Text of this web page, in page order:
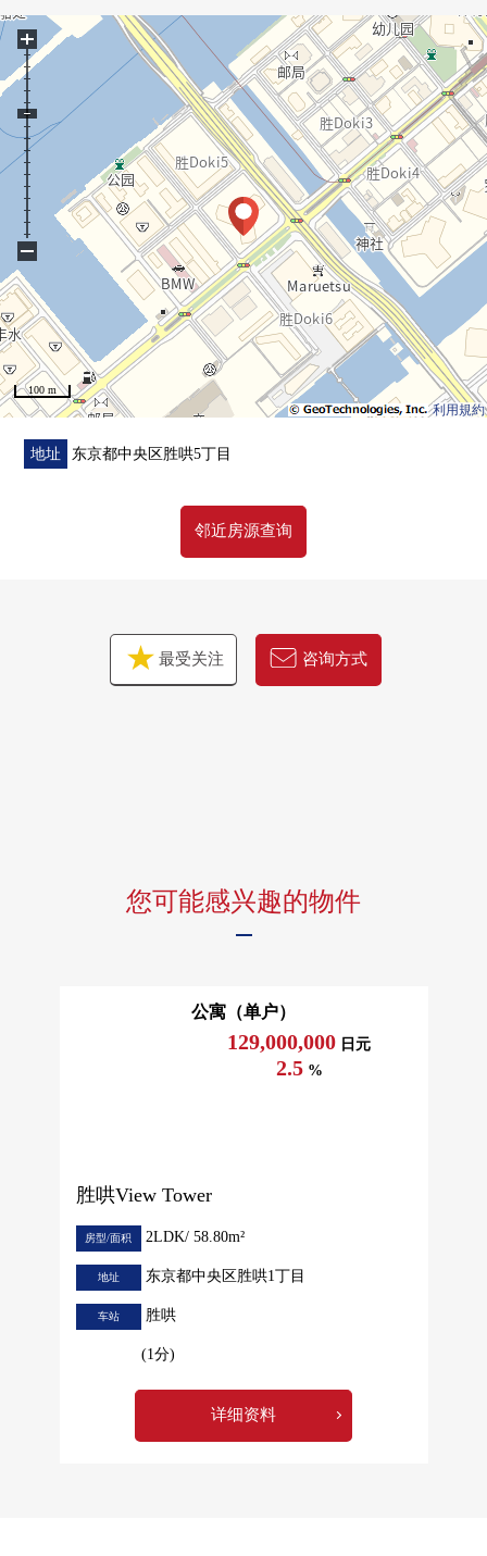
○ 天花板高度最大约2,550mm(客餐厅部分，约5张塌塌米西
式房间)
○ 对客餐厅部分地板暖气有
○ 厨房的式样
电磁炉
内装洗碗机
垃圾处理器
净水器
○ 浴室暖气换气干燥机有
○ 附洗手台厕所
○ 约0.9张塌塌米步入式鞋柜
■ Mansion的特徴
○ 制震构造、直接基础
○ 双重的地板、双重天花板构造
○ 复数层玻璃使用
○ 24小时有人戒备
○ 可饲养宠物（有规定）
■ 充实的共用设施(※部分收费)
○ 图书休息室
○ 兒童房&Terrace
利用規約
100 m
+
−
地址 东京都中央区胜哄5丁目
邻近房源查询
最受关注 咨询方式
您可能感兴趣的物件
公寓（单户）
胜哄View Tower
129,000,000 日元
2.5%
房型/面积 2LDK/ 58.80m²
地址 东京都中央区胜哄1丁目
车站 胜哄
(1分)
详细资料